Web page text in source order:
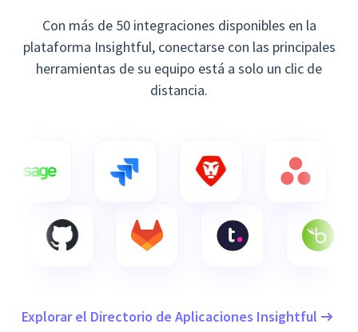
Con más de 50 integraciones disponibles en la
plataforma Insightful, conectarse con las principales
herramientas de su equipo está a solo un clic de
distancia.
Explorar el Directorio de Aplicaciones Insightful